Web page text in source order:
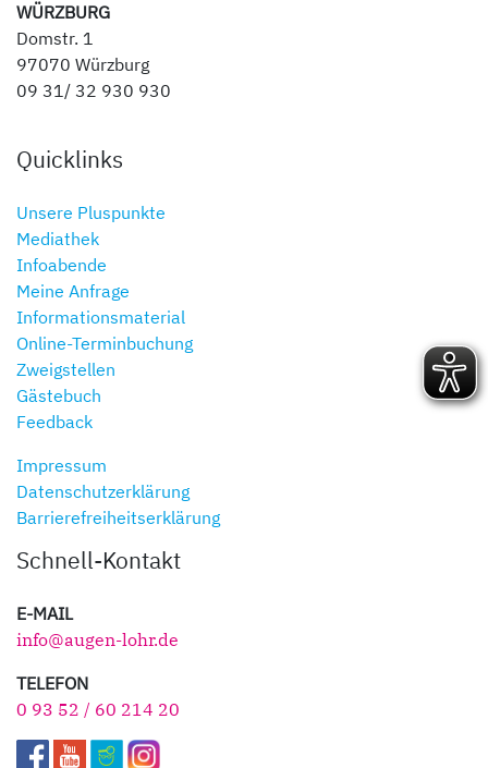
WÜRZBURG
Domstr. 1
97070 Würzburg
09 31/ 32 930 930
Quicklinks
Unsere Pluspunkte
Mediathek
Infoabende
Meine Anfrage
Informationsmaterial
Online-Terminbuchung
Zweigstellen
Gästebuch
Feedback
Impressum
Datenschutzerklärung
Barrierefreiheitserklärung
Schnell-Kontakt
E-MAIL
info@augen-lohr.de
TELEFON
0 93 52 / 60 214 20